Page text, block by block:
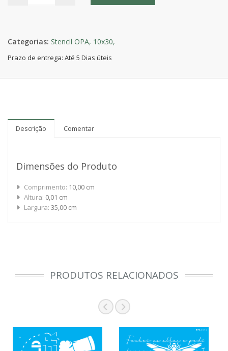
Categorias: Stencil OPA, 10x30,
Prazo de entrega: Até 5 Dias úteis
Descrição Comentar
Dimensões do Produto
Comprimento: 10,00 cm
Altura: 0,01 cm
Largura: 35,00 cm
PRODUTOS RELACIONADOS